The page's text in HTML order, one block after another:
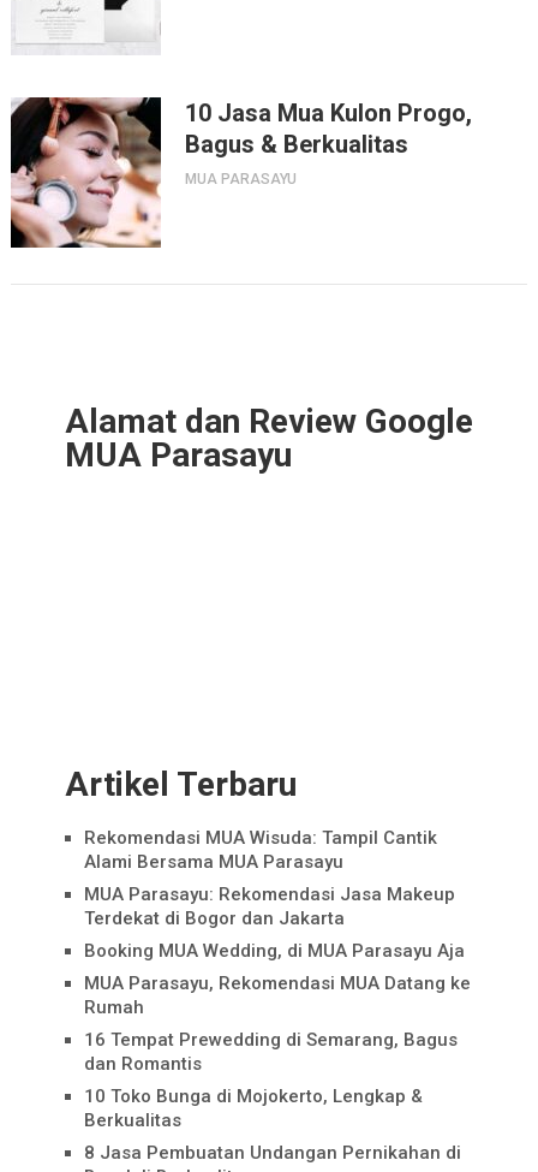
10 Jasa Mua Kulon Progo,
Bagus & Berkualitas
MUA PARASAYU
Alamat dan Review Google
MUA Parasayu
Artikel Terbaru
Rekomendasi MUA Wisuda: Tampil Cantik
Alami Bersama MUA Parasayu
MUA Parasayu: Rekomendasi Jasa Makeup
Terdekat di Bogor dan Jakarta
Booking MUA Wedding, di MUA Parasayu Aja
MUA Parasayu, Rekomendasi MUA Datang ke
Rumah
16 Tempat Prewedding di Semarang, Bagus
dan Romantis
10 Toko Bunga di Mojokerto, Lengkap &
Berkualitas
8 Jasa Pembuatan Undangan Pernikahan di